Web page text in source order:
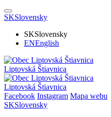
SKSlovensky
SKSlovensky
ENEnglish
Liptovská Štiavnica
Liptovská Štiavnica
Facebook Instagram Mapa webu
SKSlovensky